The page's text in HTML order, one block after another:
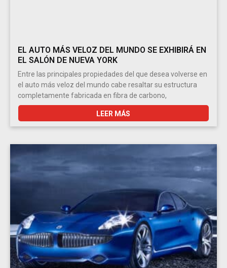
EL AUTO MÁS VELOZ DEL MUNDO SE EXHIBIRÁ EN
EL SALÓN DE NUEVA YORK
Entre las principales propiedades del que desea volverse en
el auto más veloz del mundo cabe resaltar su estructura
completamente fabricada en fibra de carbono,
LEER MÁS